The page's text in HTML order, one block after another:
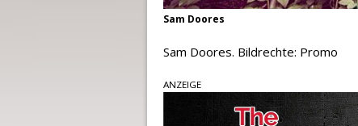
Sam Doores
Sam Doores. Bildrechte: Promo
ANZEIGE